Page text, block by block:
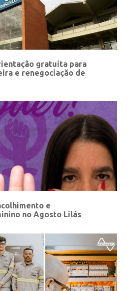
gratuita para
e renegociação de
e
no Agosto Lilás